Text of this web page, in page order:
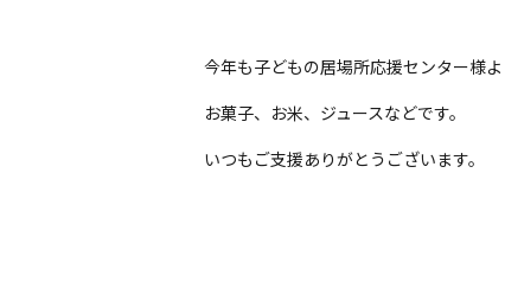
今年も子どもの居場所応援センター様よ
お菓子、お米、ジュースなどです。
いつもご支援ありがとうございます。